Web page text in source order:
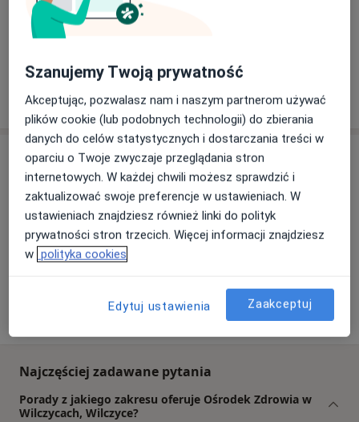
Internista, Ortopeda
Adres
Powiększ mapę
brak 173, 27-612 Wilczyce
Najczęściej zadawane pytania
Porady z jakiego zakresu oferuje Ośrodek Zdrowia w
Wilczycach, Wilczyce?
Szanujemy Twoją prywatność
Akceptując, pozwalasz nam i naszym partnerom używać
plików cookie (lub podobnych technologii) do zbierania
danych do celów statystycznych i dostarczania treści w
oparciu o Twoje zwyczaje przeglądania stron
internetowych. W każdej chwili możesz sprawdzić i
zaktualizować swoje preferencje w ustawieniach. W
ustawieniach znajdziesz również linki do polityk
prywatności stron trzecich. Więcej informacji znajdziesz
w polityka cookies
Edytuj ustawienia Zaakceptuj